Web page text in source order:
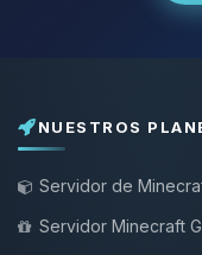
NUESTROS
Servidor de
Servidor Minecraft